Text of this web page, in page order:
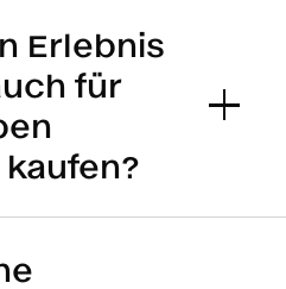
Erlebnis
für